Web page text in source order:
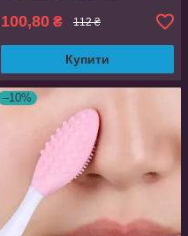
100,80 ₴ 112 ₴
Купити
–10%